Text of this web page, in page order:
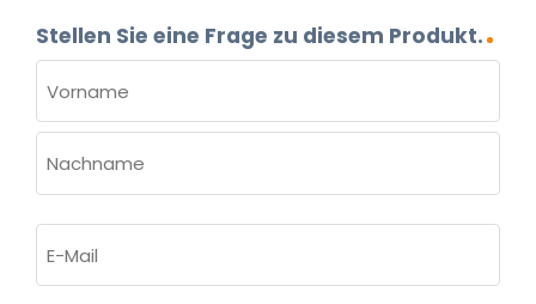
Stellen Sie eine Frage zu diesem Produkt.
(ERFORDERLICH)
Vorname
Mail